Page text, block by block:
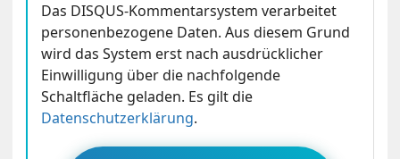
Das DISQUS-Kommentarsystem verarbeitet
personenbezogene Daten. Aus diesem Grund
wird das System erst nach ausdrücklicher
Einwilligung über die nachfolgende
Schaltfläche geladen. Es gilt die
Datenschutzerklärung.